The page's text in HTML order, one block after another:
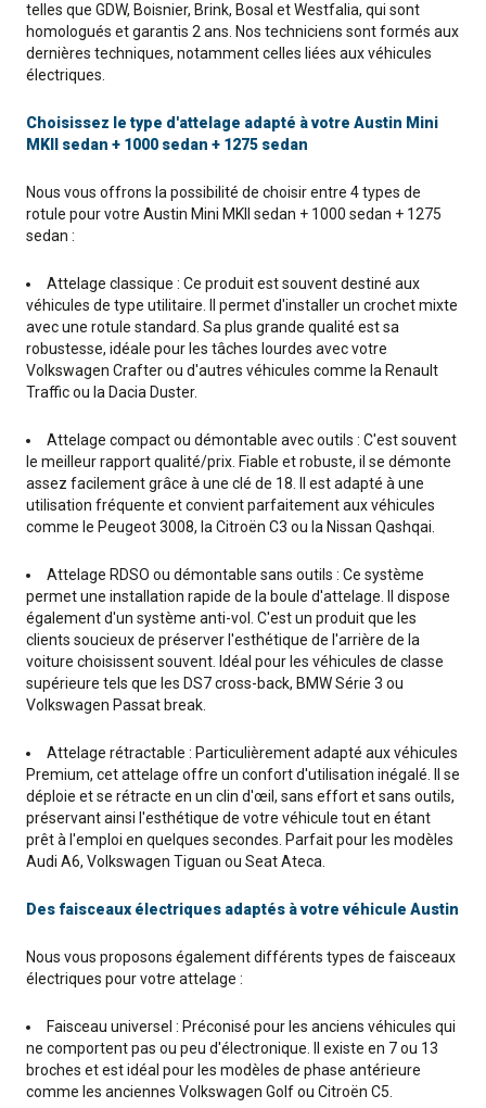
telles que GDW, Boisnier, Brink, Bosal et Westfalia, qui sont
homologués et garantis 2 ans. Nos techniciens sont formés aux
dernières techniques, notamment celles liées aux véhicules
électriques.
Choisissez le type d'attelage adapté à votre Austin Mini
MKII sedan + 1000 sedan + 1275 sedan
Nous vous offrons la possibilité de choisir entre 4 types de
rotule pour votre Austin Mini MKII sedan + 1000 sedan + 1275
sedan :
Attelage classique : Ce produit est souvent destiné aux
véhicules de type utilitaire. Il permet d'installer un crochet mixte
avec une rotule standard. Sa plus grande qualité est sa
robustesse, idéale pour les tâches lourdes avec votre
Volkswagen Crafter ou d'autres véhicules comme la Renault
Traffic ou la Dacia Duster.
Attelage compact ou démontable avec outils : C'est souvent
le meilleur rapport qualité/prix. Fiable et robuste, il se démonte
assez facilement grâce à une clé de 18. Il est adapté à une
utilisation fréquente et convient parfaitement aux véhicules
comme le Peugeot 3008, la Citroën C3 ou la Nissan Qashqai.
Attelage RDSO ou démontable sans outils : Ce système
permet une installation rapide de la boule d'attelage. Il dispose
également d'un système anti-vol. C'est un produit que les
clients soucieux de préserver l'esthétique de l'arrière de la
voiture choisissent souvent. Idéal pour les véhicules de classe
supérieure tels que les DS7 cross-back, BMW Série 3 ou
Volkswagen Passat break.
Attelage rétractable : Particulièrement adapté aux véhicules
Premium, cet attelage offre un confort d'utilisation inégalé. Il se
déploie et se rétracte en un clin d'œil, sans effort et sans outils,
préservant ainsi l'esthétique de votre véhicule tout en étant
prêt à l'emploi en quelques secondes. Parfait pour les modèles
Audi A6, Volkswagen Tiguan ou Seat Ateca.
Des faisceaux électriques adaptés à votre véhicule Austin
Nous vous proposons également différents types de faisceaux
électriques pour votre attelage :
Faisceau universel : Préconisé pour les anciens véhicules qui
ne comportent pas ou peu d'électronique. Il existe en 7 ou 13
broches et est idéal pour les modèles de phase antérieure
comme les anciennes Volkswagen Golf ou Citroën C5.